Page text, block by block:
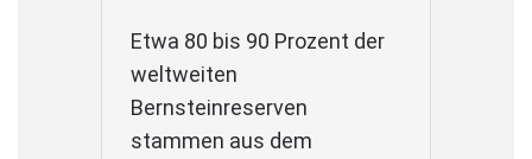
Etwa 80 bis 90 Prozent der
weltweiten
Bernsteinreserven
stammen aus dem